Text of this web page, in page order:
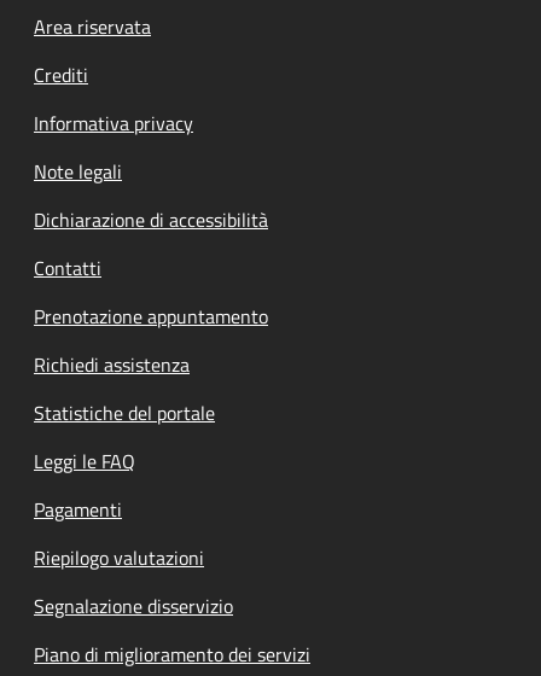
Footer menu
Area riservata
Crediti
Informativa privacy
Note legali
Dichiarazione di accessibilità
Contatti
Prenotazione appuntamento
Richiedi assistenza
Statistiche del portale
Leggi le FAQ
Pagamenti
Riepilogo valutazioni
Segnalazione disservizio
Piano di miglioramento dei servizi